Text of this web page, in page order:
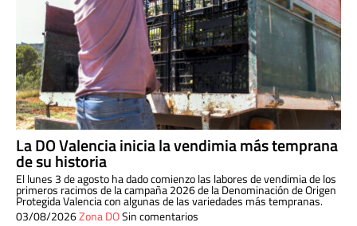
La DO Valencia inicia la vendimia más temprana
de su historia
El lunes 3 de agosto ha dado comienzo las labores de vendimia de los
primeros racimos de la campaña 2026 de la Denominación de Origen
Protegida Valencia con algunas de las variedades más tempranas.
03/08/2026Zona DOSin comentarios